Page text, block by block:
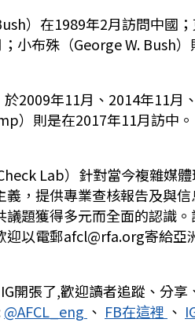
）在1989年2月訪問中國
小布殊（George W. Bush）
2009年11月、2014年11月
）則是在2017年11月訪中
Lab）針對當今複雜媒
，提供專業查核報告及與
題獲得多元而全面的認識
迎以電郵afcl@rfa.org寄給亞
開張了,歡迎讀者追蹤、分享
@AFCL_eng 、 FB在這裡 、